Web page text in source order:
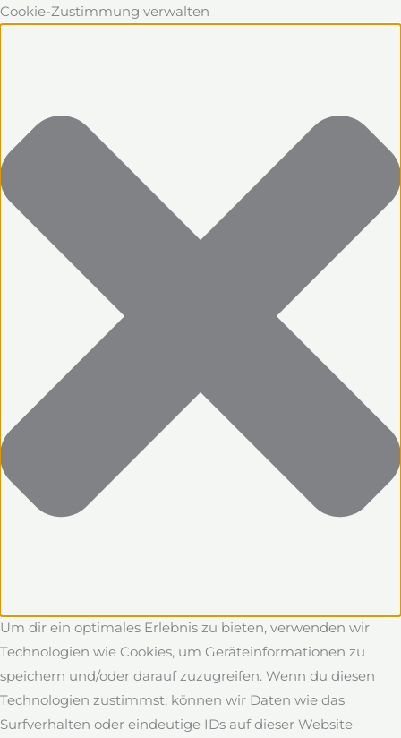
Cookie-Zustimmung verwalten
Um dir ein optimales Erlebnis zu bieten, verwenden wir
Technologien wie Cookies, um Geräteinformationen zu
speichern und/oder darauf zuzugreifen. Wenn du diesen
Technologien zustimmst, können wir Daten wie das
Surfverhalten oder eindeutige IDs auf dieser Website